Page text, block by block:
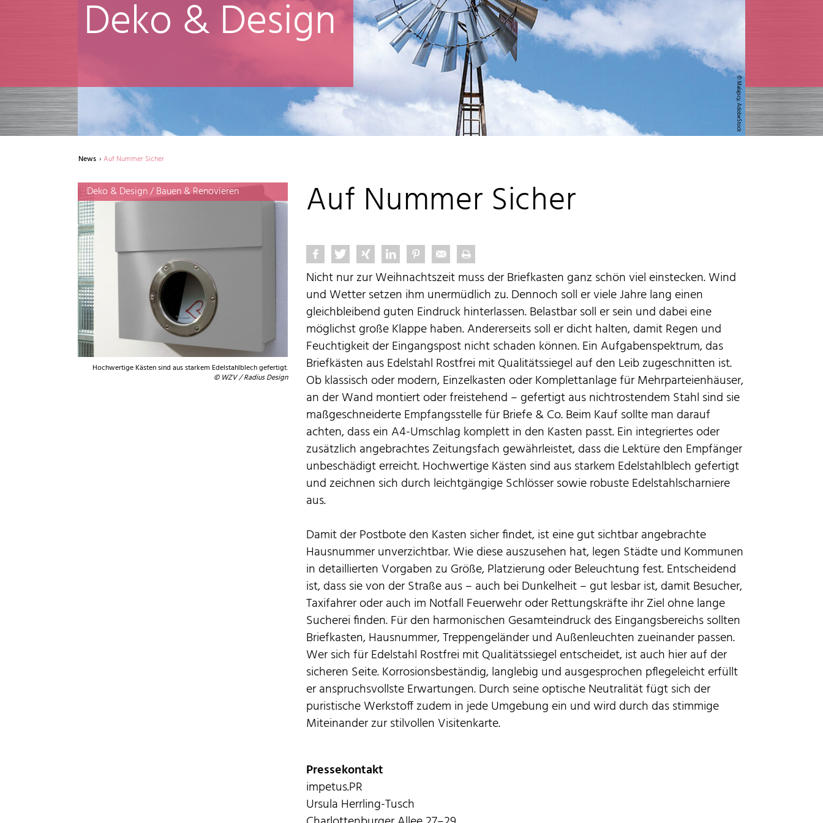
© Malajscy, AdobeStock
Deko & Design
News Auf Nummer Sicher
Deko & Design / Bauen & Renovieren
Hochwertige Kästen sind aus starkem Edelstahlblech gefertigt.
© WZV / Radius Design
Auf Nummer Sicher
Nicht nur zur Weihnachtszeit muss der Briefkasten ganz schön viel einstecken. Wind
und Wetter setzen ihm unermüdlich zu. Dennoch soll er viele Jahre lang einen
gleichbleibend guten Eindruck hinterlassen. Belastbar soll er sein und dabei eine
möglichst große Klappe haben. Andererseits soll er dicht halten, damit Regen und
Feuchtigkeit der Eingangspost nicht schaden können. Ein Aufgabenspektrum, das
Briefkästen aus Edelstahl Rostfrei mit Qualitätssiegel auf den Leib zugeschnitten ist.
Ob klassisch oder modern, Einzelkasten oder Komplettanlage für Mehrparteienhäuser,
an der Wand montiert oder freistehend – gefertigt aus nichtrostendem Stahl sind sie
maßgeschneiderte Empfangsstelle für Briefe & Co. Beim Kauf sollte man darauf
achten, dass ein A4-Umschlag komplett in den Kasten passt. Ein integriertes oder
zusätzlich angebrachtes Zeitungsfach gewährleistet, dass die Lektüre den Empfänger
unbeschädigt erreicht. Hochwertige Kästen sind aus starkem Edelstahlblech gefertigt
und zeichnen sich durch leichtgängige Schlösser sowie robuste Edelstahlscharniere
aus.
Damit der Postbote den Kasten sicher findet, ist eine gut sichtbar angebrachte
Hausnummer unverzichtbar. Wie diese auszusehen hat, legen Städte und Kommunen
in detaillierten Vorgaben zu Größe, Platzierung oder Beleuchtung fest. Entscheidend
ist, dass sie von der Straße aus – auch bei Dunkelheit – gut lesbar ist, damit Besucher,
Taxifahrer oder auch im Notfall Feuerwehr oder Rettungskräfte ihr Ziel ohne lange
Sucherei finden. Für den harmonischen Gesamteindruck des Eingangsbereichs sollten
Briefkasten, Hausnummer, Treppengeländer und Außenleuchten zueinander passen.
Wer sich für Edelstahl Rostfrei mit Qualitätssiegel entscheidet, ist auch hier auf der
sicheren Seite. Korrosionsbeständig, langlebig und ausgesprochen pflegeleicht erfüllt
er anspruchsvollste Erwartungen. Durch seine optische Neutralität fügt sich der
puristische Werkstoff zudem in jede Umgebung ein und wird durch das stimmige
Miteinander zur stilvollen Visitenkarte.
Pressekontakt
impetus.PR
Ursula Herrling-Tusch